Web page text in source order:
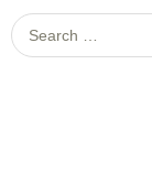
Search for: